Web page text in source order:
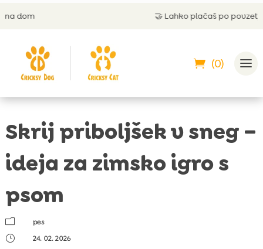
Lahko plačaš po povzetju
(0)
Skrij priboljšek v sneg –
ideja za zimsko igro s
psom
m
pes
}
24. 02. 2026